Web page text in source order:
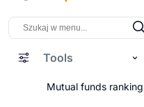
Tools
Mutual funds ranking